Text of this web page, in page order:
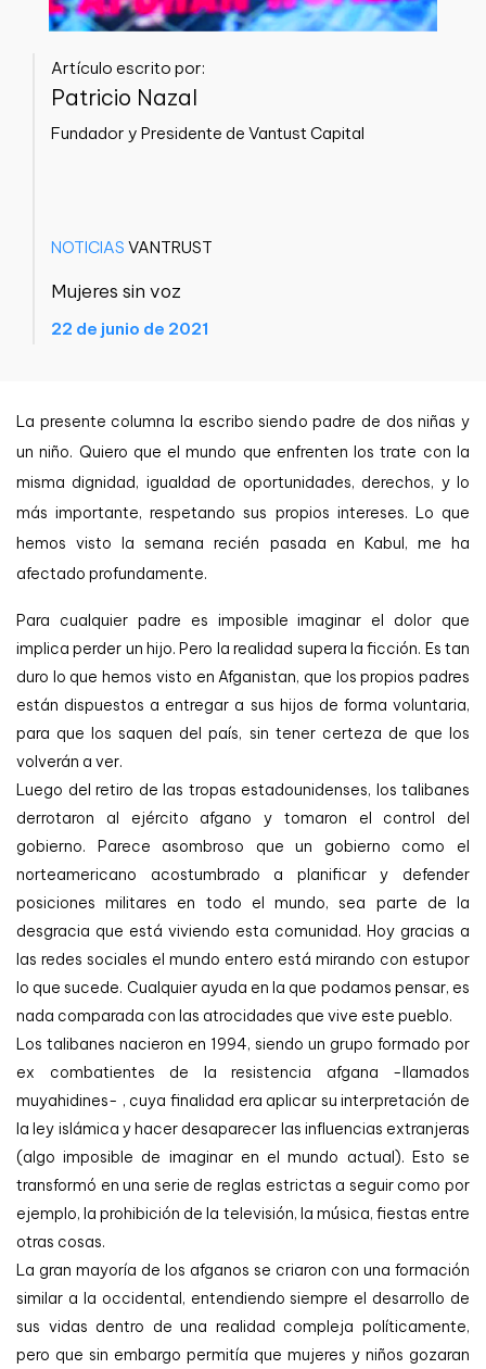
Artículo escrito por:
Patricio Nazal
Fundador y Presidente de Vantust Capital
NOTICIAS VANTRUST
Mujeres sin voz
22 de junio de 2021
La presente columna la escribo siendo padre de dos niñas y
un niño. Quiero que el mundo que enfrenten los trate con la
misma dignidad, igualdad de oportunidades, derechos, y lo
más importante, respetando sus propios intereses. Lo que
hemos visto la semana recién pasada en Kabul, me ha
afectado profundamente.
Para cualquier padre es imposible imaginar el dolor que
implica perder un hijo. Pero la realidad supera la ficción. Es tan
duro lo que hemos visto en Afganistan, que los propios padres
están dispuestos a entregar a sus hijos de forma voluntaria,
para que los saquen del país, sin tener certeza de que los
volverán a ver.
Luego del retiro de las tropas estadounidenses, los talibanes
derrotaron al ejército afgano y tomaron el control del
gobierno. Parece asombroso que un gobierno como el
norteamericano acostumbrado a planificar y defender
posiciones militares en todo el mundo, sea parte de la
desgracia que está viviendo esta comunidad. Hoy gracias a
las redes sociales el mundo entero está mirando con estupor
lo que sucede. Cualquier ayuda en la que podamos pensar, es
nada comparada con las atrocidades que vive este pueblo.
Los talibanes nacieron en 1994, siendo un grupo formado por
ex combatientes de la resistencia afgana -llamados
muyahidines- , cuya finalidad era aplicar su interpretación de
la ley islámica y hacer desaparecer las influencias extranjeras
(algo imposible de imaginar en el mundo actual). Esto se
transformó en una serie de reglas estrictas a seguir como por
ejemplo, la prohibición de la televisión, la música, fiestas entre
otras cosas.
La gran mayoría de los afganos se criaron con una formación
similar a la occidental, entendiendo siempre el desarrollo de
sus vidas dentro de una realidad compleja políticamente,
pero que sin embargo permitía que mujeres y niños gozaran